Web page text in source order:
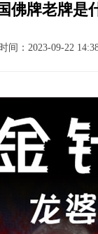
佛牌老牌是
间：2023-09-22